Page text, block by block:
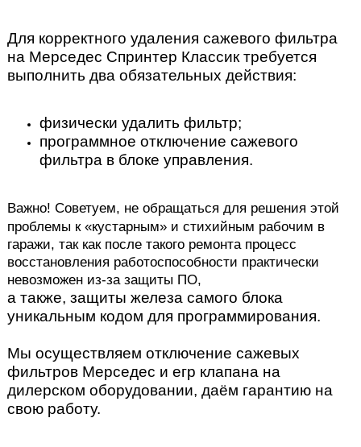
Для корректного удаления сажевого фильтра
на Мерседес Спринтер Классик требуется
выполнить два обязательных действия:
физически удалить фильтр;
программное отключение сажевого
фильтра в блоке управления.
Важно! Советуем, не обращаться для решения этой
проблемы к «кустарным» и стихийным рабочим в
гаражи, так как после такого ремонта процесс
восстановления работоспособности практически
невозможен из-за защиты ПО,
а также, защиты железа самого блока
уникальным кодом для программирования.
Мы осуществляем отключение сажевых
фильтров Мерседес и егр клапана на
дилерском оборудовании, даём гарантию на
свою работу.